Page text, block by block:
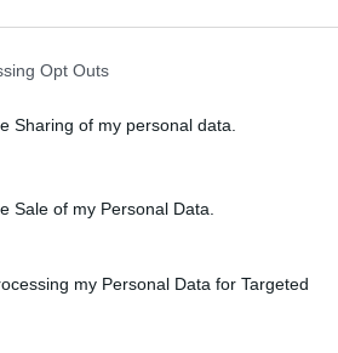
Opt Outs
Sharing of my personal data.
Sale of my Personal Data.
my Personal Data for Targeted
Tus suaves palabras
ya ya ya ya ya ya ya
ya ya ya ya ya ya ya
ríen al mirar